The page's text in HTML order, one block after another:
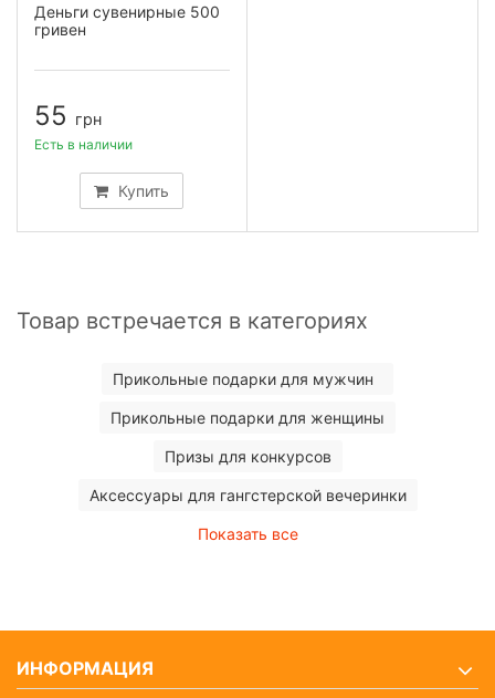
Деньги сувенирные 500
гривен
55 грн
Купить
Есть в наличии
Товар встречается в категориях
Прикольные подарки для мужчин
Прикольные подарки для женщины
Призы для конкурсов
Аксессуары для гангстерской вечеринки
Показать все
ИНФОРМАЦИЯ